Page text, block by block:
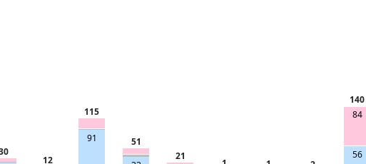
91
56
12
115
51
21
84
140